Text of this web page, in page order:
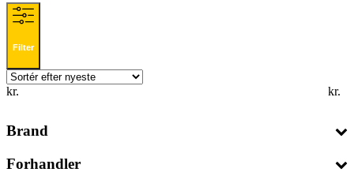
Filter
kr. kr.
Brand
Forhandler